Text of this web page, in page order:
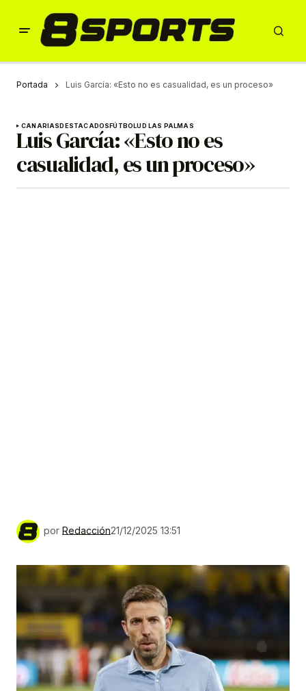
Portada Luis García: «Esto no es casualidad, es un proceso»
CANARIASDESTACADOSFÚTBOLUD LAS PALMAS
Luis García: «Esto no es
casualidad, es un proceso»
por Redacción21/12/2025 13:51